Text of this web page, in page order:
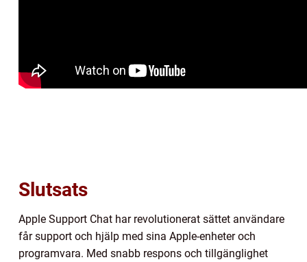
Slutsats
Apple Support Chat har revolutionerat sättet användare
får support och hjälp med sina Apple-enheter och
programvara. Med snabb respons och tillgänglighet